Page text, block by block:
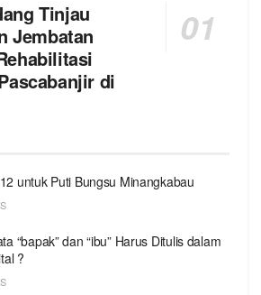
Tinjau
Jembatan
di
untuk Puti Bungsu Minangkabau
“bapak” dan “ibu” Harus Ditulis dalam
?